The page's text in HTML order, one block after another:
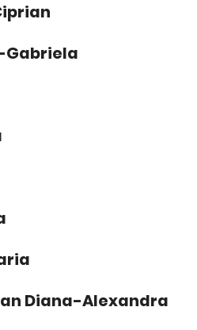
Gabriela
Diana-Alexandra